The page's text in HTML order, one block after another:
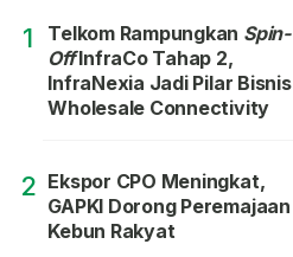
1 Telkom Rampungkan Spin-
OffInfraCo Tahap 2,
InfraNexia Jadi Pilar Bisnis
Wholesale Connectivity
2 Ekspor CPO Meningkat,
GAPKI Dorong Peremajaan
Kebun Rakyat